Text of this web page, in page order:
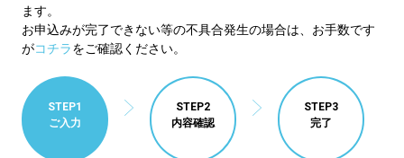
ます。
お申込みが完了できない等の不具合発生の場合は、お手数です
がコチラをご確認ください。
STEP1
ご入力
STEP2
内容確認
STEP3
完了